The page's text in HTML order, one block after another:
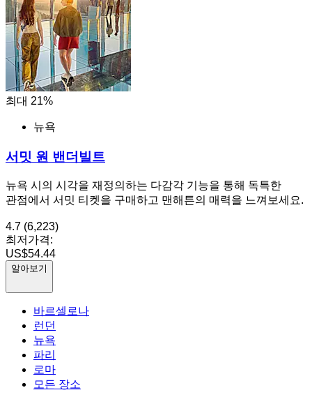
최대 21%
뉴욕
서밋 원 밴더빌트
뉴욕 시의 시각을 재정의하는 다감각 기능을 통해 독특한
관점에서 서밋 티켓을 구매하고 맨해튼의 매력을 느껴보세요.
4.7 (6,223)
최저가격:
US$54.44
알아보기
바르셀로나
런던
뉴욕
파리
로마
모든 장소